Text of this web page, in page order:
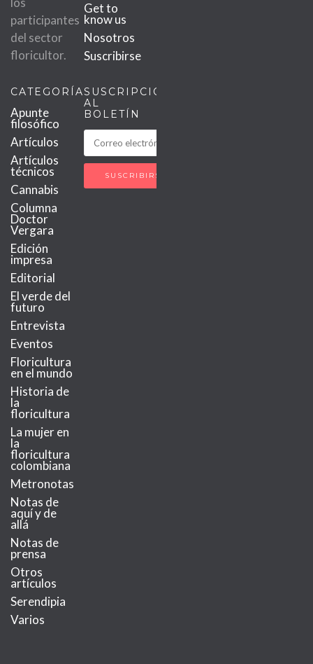
participantes
del sector
floricultor.
Get to
know us
Nosotros
Suscribirse
CATEGORÍAS
Apunte
filosófico
Artículos
Artículos
técnicos
Cannabis
Columna
Doctor
Vergara
Edición
impresa
Editorial
El verde del
futuro
Entrevista
Eventos
Floricultura
en el mundo
Historia de
la
floricultura
La mujer en
la
floricultura
colombiana
Metronotas
Notas de
aquí y de
allá
Notas de
prensa
Otros
artículos
Serendipia
Varios
SUSCRIPCIÓN
AL
BOLETÍN